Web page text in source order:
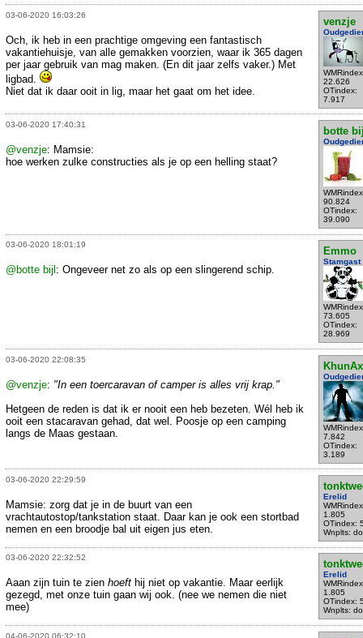
03-06-2020 16:03:26
venzje
22.626
OTindex:
7.917
Och, ik heb in een prachtige omgeving een fantastisch
vakantiehuisje, van alle gemakken voorzien, waar ik 365 dagen
per jaar gebruik van mag maken. (En dit jaar zelfs vaker.) Met
ligbad.
Niet dat ik daar ooit in lig, maar het gaat om het idee.
03-06-2020 17:40:31
botte
90.824
OTindex:
39.090
@venzje: Mamsie:
hoe werken zulke constructies als je op een helling staat?
03-06-2020 18:01:19
Emmo
Stamgast
73.605
OTindex:
28.969
@botte bijl : Ongeveer net zo als op een slingerend schip.
03-06-2020 22:08:35
7.842
OTindex:
3.189
@venzje: "In een toercaravan of camper is alles vrij krap."
Hetgeen de reden is dat ik er nooit een heb bezeten. Wél heb ik
ooit een stacaravan gehad, dat wel. Poosje op een camping
langs de Maas gestaan.
03-06-2020 22:29:59
Erelid
1.805
OTindex:
Wnplts:
Mamsie: zorg dat je in de buurt van een
vrachtautostop/tankstation staat. Daar kan je ook een stortbad
nemen en een broodje bal uit eigen jus eten.
03-06-2020 22:32:52
Erelid
1.805
OTindex:
Wnplts:
Aaan zijn tuin te zien hoeft hij niet op vakantie. Maar eerlijk
gezegd, met onze tuin gaan wij ook. (nee we nemen die niet
mee)
04-06-2020 06:32:10